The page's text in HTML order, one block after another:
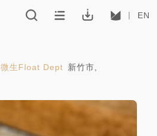
EN
微生Float Dept 新竹市